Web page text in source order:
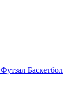
Футзал Баскетбол